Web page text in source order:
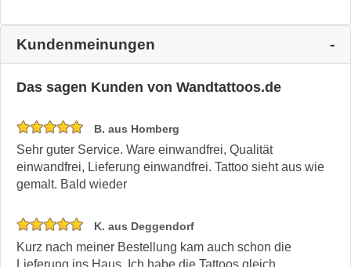
Kundenmeinungen
Das sagen Kunden von Wandtattoos.de
B. aus Homberg
Sehr guter Service. Ware einwandfrei, Qualität
einwandfrei, Lieferung einwandfrei. Tattoo sieht aus wie
gemalt. Bald wieder
K. aus Deggendorf
Kurz nach meiner Bestellung kam auch schon die